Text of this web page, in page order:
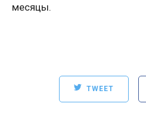
месяцы.
TWEET